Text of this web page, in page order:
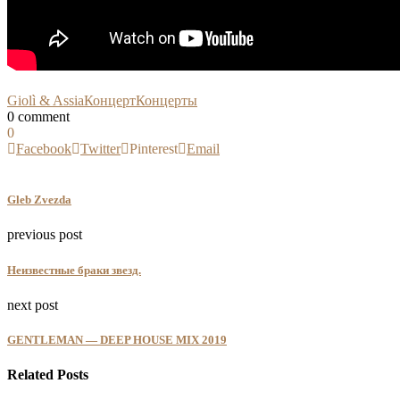
Giolì & AssiaКонцертКонцерты
0 comment
0
Facebook Twitter Pinterest Email
Gleb Zvezda
previous post
Неизвестные браки звезд.
next post
GENTLEMAN — DEEP HOUSE MIX 2019
Related Posts